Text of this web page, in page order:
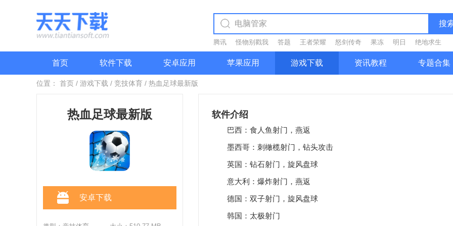
搜
腾讯 怪物别戳我 答题 王者荣耀 怒剑传奇 果冻 明日 绝地求生
首页 软件下载 安卓应用 苹果应用 游戏下载 资讯教程 专题合集
位置： 首页 / 游戏下载 / 竞技体育 / 热血足球最新版
热血足球最新版
安卓下载
软件介绍
巴西：食人鱼射门，燕返
墨西哥：刺橄榄射门，钻头攻击
英国：钻石射门，旋风盘球
意大利：爆炸射门，燕返
德国：双子射门，旋风盘球
韩国：太极射门